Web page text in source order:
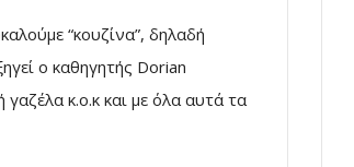
“κουζίνα”, δηλαδή
ο καθηγητής Dorian
κ.ο.κ και με όλα αυτά τα